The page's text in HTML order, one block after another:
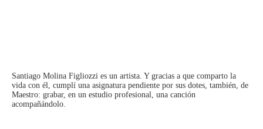
Santiago Molina Figliozzi es un artista. Y gracias a que comparto la
vida con él, cumplí una asignatura pendiente por sus dotes, también, de
Maestro: grabar, en un estudio profesional, una canción
acompañándolo.